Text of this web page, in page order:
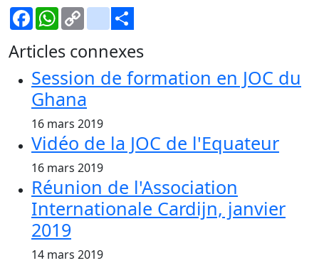
FacebookWhatsApp
CopyGmail
Share
Articles connexes
Session de formation en JOC du
Ghana
16 mars 2019
Vidéo de la JOC de l'Equateur
16 mars 2019
Réunion de l'Association
Internationale Cardijn, janvier
2019
14 mars 2019